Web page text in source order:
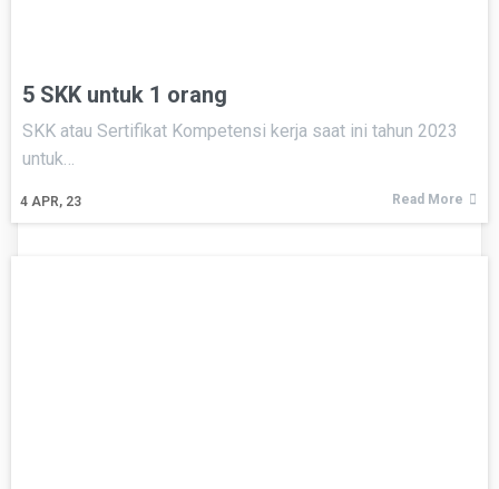
5 SKK untuk 1 orang
4 APR, 23
SKK atau Sertifikat Kompetensi kerja saat ini tahun 2023
untuk…
Read More